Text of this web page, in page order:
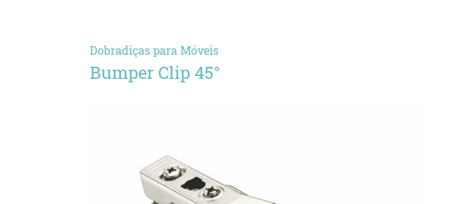
Dobradiças para Móveis
Bumper Clip 45°